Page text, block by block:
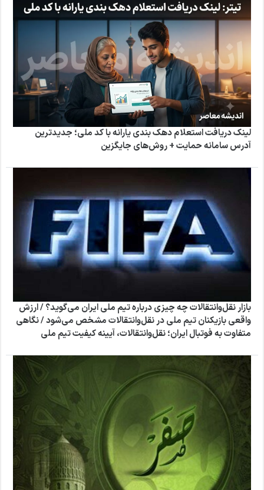
لینک دریافت استعلام دهک بندی یارانه با کد ملی؛ جدیدترین
آدرس سامانه حمایت + روش‌های جایگزین
بازار نقل‌وانتقالات چه چیزی درباره تیم ملی ایران می‌گوید؟ / ارزش
واقعی بازیکنان تیم ملی در نقل‌وانتقالات مشخص می‌شود / نگاهی
متفاوت به فوتبال ایران؛ نقل‌وانتقالات، آیینه کیفیت تیم ملی